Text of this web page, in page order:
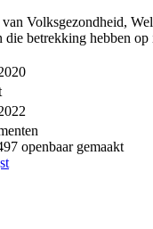
Volksgezondheid,
die betrekking hebben
openbaar gemaakt